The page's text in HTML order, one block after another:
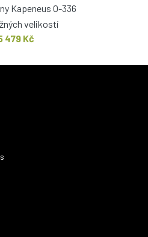
Kapeneus O-336
velikostí
479 Kč